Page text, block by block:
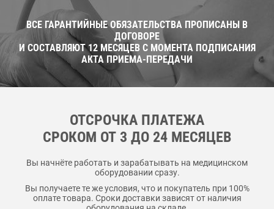
ВСЕ ГАРАНТИЙНЫЕ ОБЯЗАТЕЛЬСТВА ПРОПИСАНЫ В
ДОГОВОРЕ
И СОСТАВЛЯЮТ 12 МЕСЯЦЕВ С МОМЕНТА ПОДПИСАНИЯ
АКТА ПРИЕМА-ПЕРЕДАЧИ
ОТСРОЧКА ПЛАТЕЖА
CРОКОМ ОТ 3 ДО 24 МЕСЯЦЕВ
Вы начнёте работать и зарабатывать на медицинском
оборудовании сразу.
Вы получаете те же условия, что и покупатель при 100%
оплате товара. Сроки доставки зависят от наличия